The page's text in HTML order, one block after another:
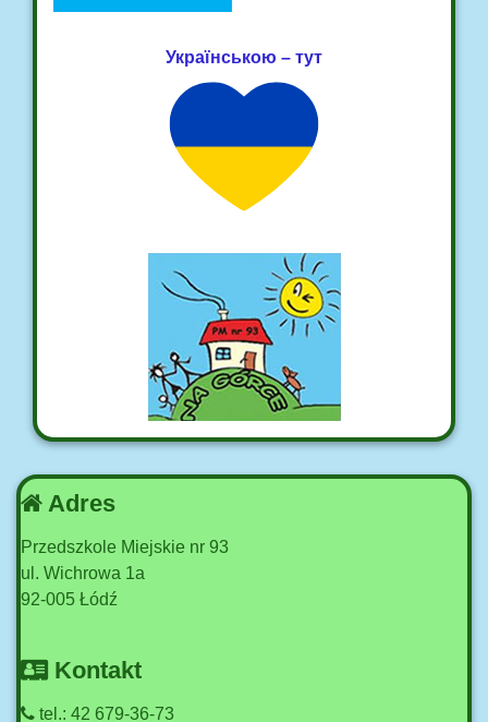
Українською – тут
Adres
Przedszkole Miejskie nr 93
ul. Wichrowa 1a
92-005 Łódź
Kontakt
tel.: 42 679-36-73